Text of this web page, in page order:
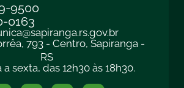
9500
0163
793 - Centro, Sapiranga -
RS
sexta, das 12h30 às 18h30.